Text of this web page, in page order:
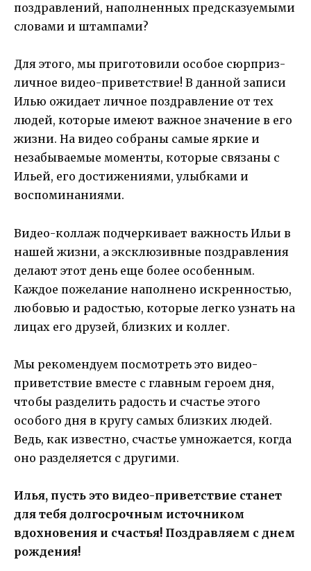
поздравлений, наполненных предсказуемыми
словами и штампами?
Для этого, мы приготовили особое сюрприз-
личное видео-приветствие! В данной записи
Илью ожидает личное поздравление от тех
людей, которые имеют важное значение в его
жизни. На видео собраны самые яркие и
незабываемые моменты, которые связаны с
Ильей, его достижениями, улыбками и
воспоминаниями.
Видео-коллаж подчеркивает важность Ильи в
нашей жизни, а эксклюзивные поздравления
делают этот день еще более особенным.
Каждое пожелание наполнено искренностью,
любовью и радостью, которые легко узнать на
лицах его друзей, близких и коллег.
Мы рекомендуем посмотреть это видео-
приветствие вместе с главным героем дня,
чтобы разделить радость и счастье этого
особого дня в кругу самых близких людей.
Ведь, как известно, счастье умножается, когда
оно разделяется с другими.
Илья, пусть это видео-приветствие станет
для тебя долгосрочным источником
вдохновения и счастья! Поздравляем с днем
рождения!